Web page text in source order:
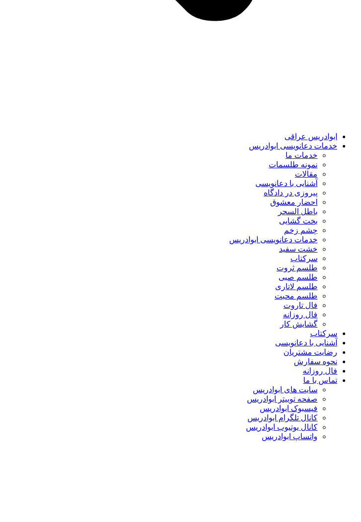
ابوادریس عراقی
خدمات دعانویسی ابوادریس
خدمات ما
نمونه طلسمات
مقالات
آشنایی با دعانویسی
پیروزی در دادگاه
احضار معشوق
باطل السحر
بخت گشایی
چشم زخم
خدمات دعانویسی ابوادریس
خشت سفید
سرکتاب
طلسم ثروت
طلسم صبی
طلسم لاتاری
طلسم محبت
فال تاروت
فال روزانه
گشایش کار
سرکتاب
آشنایی با دعانویسی
رضایت مشتریان
نحوه سفارش
فال روزانه
تماس با ما
سایت های ابوادریس
صفحه توییتر ابوادریس
فیسبوک ابوادریس
کانال تلگرام ابوادریس
کانال یوتیوب ابوادریس
واتساپ ابوادریس